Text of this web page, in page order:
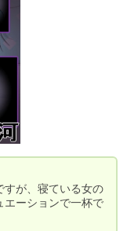
すが、寝ている女の
エーションで一杯で